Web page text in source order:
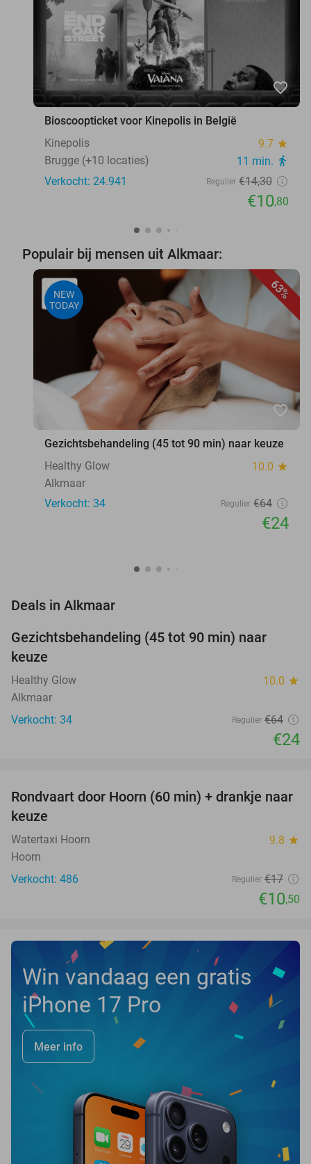
favorite_border
Bioscoopticket voor Kinepolis in België
Kinepolis
9.7 star
Brugge (+10 locaties) 11 min. directions_walk
Verkocht: 24.941 Regulier €14,30
€10,80
Populair bij mensen uit Alkmaar:
63%
NEW
TODAY
favorite_border
Gezichtsbehandeling (45 tot 90 min) naar keuze
Healthy Glow
10.0 star
Alkmaar
Verkocht: 34
Regulier €64
€24
Deals in Alkmaar
TODAY
Gezichtsbehandeling (45 tot 90 min) naar
keuze
Healthy Glow 10.0 star
Alkmaar
Verkocht: 34
Regulier €64
€24
38%
Rondvaart door Hoorn (60 min) + drankje naar
keuze
Watertaxi Hoorn 9.8 star
Hoorn
Verkocht: 486
Regulier €17
€10,50
Win vandaag een gratis
iPhone 17 Pro
Meer info